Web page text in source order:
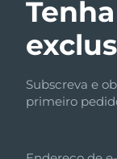
Subscreva e
primeiro